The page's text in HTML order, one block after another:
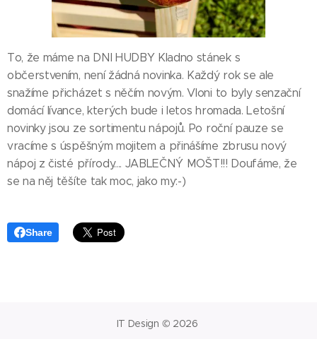
To, že máme na DNI HUDBY Kladno stánek s
občerstvením, není žádná novinka. Každý rok se ale
snažíme přicházet s něčím novým. Vloni to byly senzační
domácí lívance, kterých bude i letos hromada. Letošní
novinky jsou ze sortimentu nápojů. Po roční pauze se
vracíme s úspěšným mojitem a přinášíme zbrusu nový
nápoj z čisté přírody.... JABLEČNÝ MOŠT!!! Doufáme, že
se na něj těšíte tak moc, jako my:-)
Share
IT Design © 2026